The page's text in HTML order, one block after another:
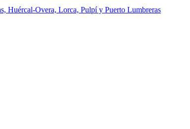
Huércal-Overa, Lorca, Pulpí y Puerto Lumbreras